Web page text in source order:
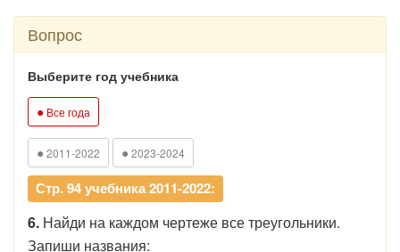
Вопрос
Выберите год учебника
● Все года
● 2011-2022 ● 2023-2024
Стр. 94 учебника 2011-2022:
6. Найди на каждом чертеже все треугольники.
Запиши названия: